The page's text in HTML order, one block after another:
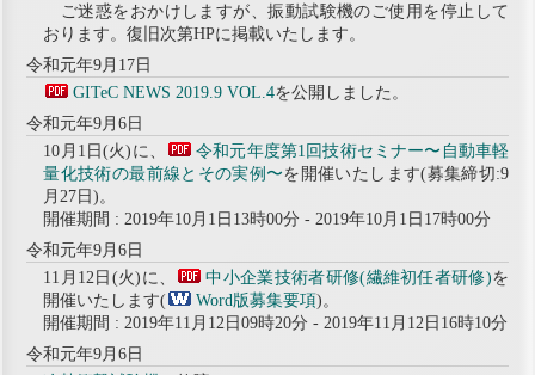
ご迷惑をおかけしますが、振動試験機のご使用を停止して
おります。復旧次第HPに掲載いたします。
令和元年9月17日
GITeC NEWS 2019.9 VOL.4を公開しました。
令和元年9月6日
10月1日(火)に、
令和元年度第1回技術セミナー〜自動車軽
量化技術の最前線とその実例〜を開催いたします(募集締切:9
月27日)。
開催期間 : 2019年10月1日13時00分 - 2019年10月1日17時00分
令和元年9月6日
11月12日(火)に、
中小企業技術者研修(繊維初任者研修)を
開催いたします(
Word版募集要項)。
開催期間 : 2019年11月12日09時20分 - 2019年11月12日16時10分
令和元年9月6日